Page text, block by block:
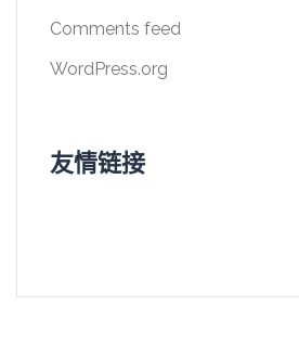
Comments feed
WordPress.org
友情链接